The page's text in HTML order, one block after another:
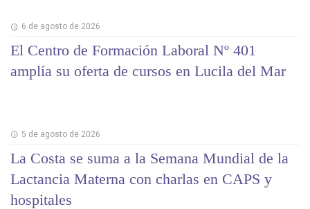
6 de agosto de 2026
El Centro de Formación Laboral Nº 401
amplía su oferta de cursos en Lucila del Mar
5 de agosto de 2026
La Costa se suma a la Semana Mundial de la
Lactancia Materna con charlas en CAPS y
hospitales